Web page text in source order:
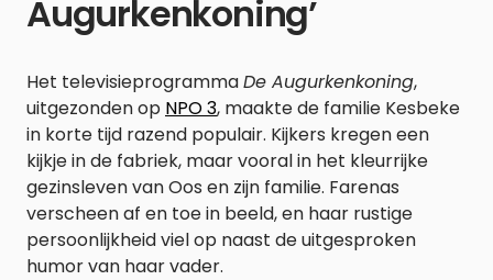
Augurkenkoning’
Het televisieprogrammaDe Augurkenkoning,
uitgezonden op NPO 3, maakte de familie Kesbeke
in korte tijd razend populair. Kijkers kregen een
kijkje in de fabriek, maar vooral in het kleurrijke
gezinsleven van Oos en zijn familie. Farenas
verscheen af en toe in beeld, en haar rustige
persoonlijkheid viel op naast de uitgesproken
humor van haar vader.